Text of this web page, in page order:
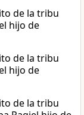
de la tribu
hijo de
de la tribu
hijo de
de la tribu